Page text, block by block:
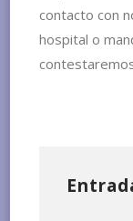
contacto con
hospital o